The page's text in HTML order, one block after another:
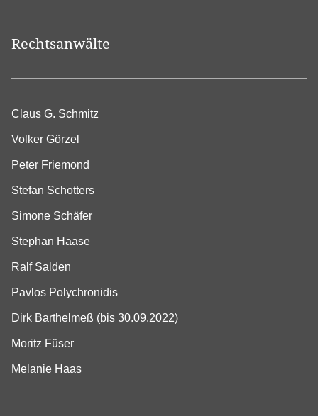
Rechtsanwälte
Claus G. Schmitz
Volker Görzel
Peter Friemond
Stefan Schotters
Simone Schäfer
Stephan Haase
Ralf Salden
Pavlos Polychronidis
Dirk Barthelmeß (bis 30.09.2022)
Moritz Füser
Melanie Haas